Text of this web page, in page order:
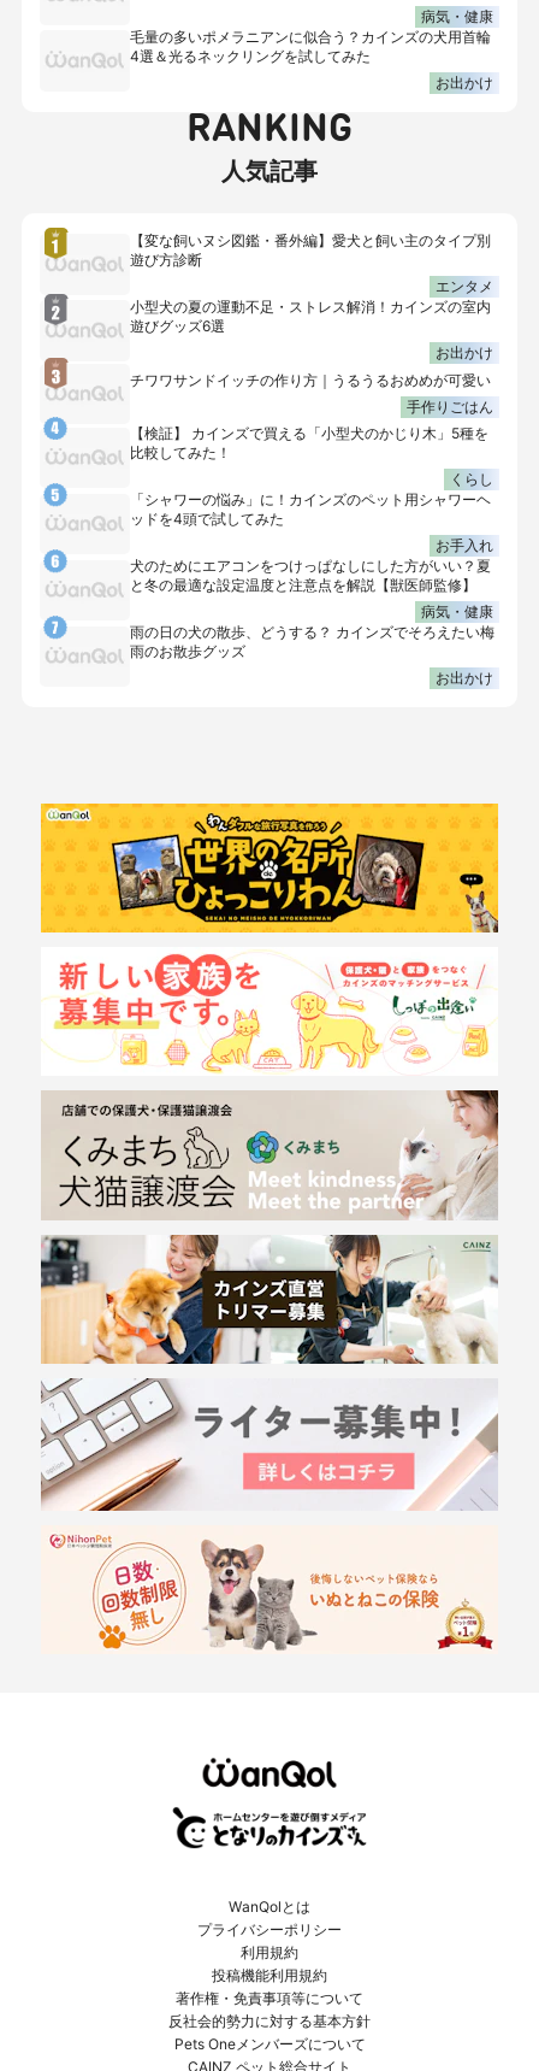
病気・健康
毛量の多いポメラニアンに似合う？カインズの犬用首輪
4選＆光るネックリングを試してみた
お出かけ
RANKING
人気記事
【変な飼いヌシ図鑑・番外編】愛犬と飼い主のタイプ別
遊び方診断
エンタメ
小型犬の夏の運動不足・ストレス解消！カインズの室内
遊びグッズ6選
お出かけ
チワワサンドイッチの作り方｜うるうるおめめが可愛い
手作りごはん
【検証】 カインズで買える「小型犬のかじり木」5種を
比較してみた！
くらし
「シャワーの悩み」に！カインズのペット用シャワーヘ
ッドを4頭で試してみた
お手入れ
犬のためにエアコンをつけっぱなしにした方がいい？夏
と冬の最適な設定温度と注意点を解説【獣医師監修】
病気・健康
雨の日の犬の散歩、どうする？ カインズでそろえたい梅
雨のお散歩グッズ
お出かけ
WanQolとは
プライバシーポリシー
利用規約
投稿機能利用規約
著作権・免責事項等について
反社会的勢力に対する基本方針
Pets Oneメンバーズについて
CAINZ ペット総合サイト